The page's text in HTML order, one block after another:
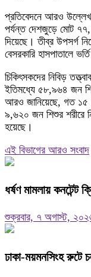
প্রতিবেদনে আরও উল্লেখ
পর্যন্ত দেশজুড়ে মোট
দিয়েছে। তীব্র উপসর্গ
বেসরকারি হাসপাতালে
চিকিৎসকদের নিবিড়
ইতিমধ্যে ৫৮,৯৬৪ জন
আরও জানিয়েছে, গত ১৫
৯,৬২০ জন শিশুর শরীরে
হয়েছে।
এই বিভাগের আরও সংবাদ
ধর্ষণ মামলায় কনটেন্ট
শুক্রবার, ৭ অগাস্ট,
ঢাকা-ময়মনসিংহ রুটে